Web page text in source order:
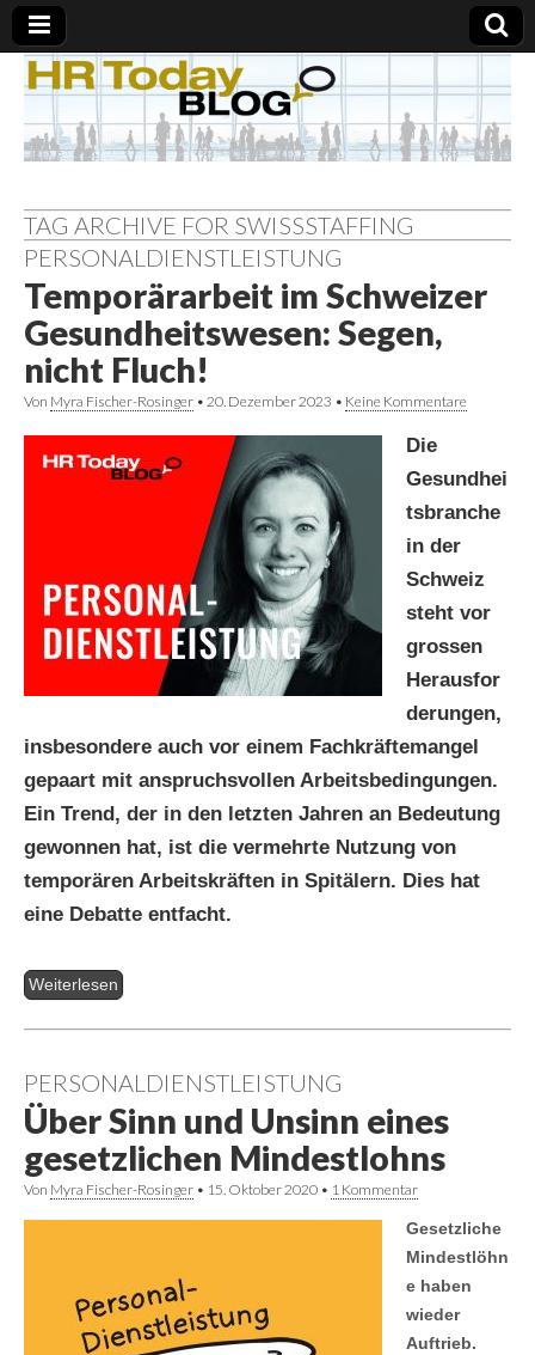
TAG ARCHIVE FOR SWISSSTAFFING
PERSONALDIENSTLEISTUNG
Temporärarbeit im Schweizer
Gesundheitswesen: Segen,
nicht Fluch!
Von Myra Fischer-Rosinger • 20. Dezember 2023 • Keine Kommentare
Die
Gesundhei
tsbranche
in der
Schweiz
steht vor
grossen
Herausfor
derungen,
insbesondere auch vor einem Fachkräftemangel
gepaart mit anspruchsvollen Arbeitsbedingungen.
Ein Trend, der in den letzten Jahren an Bedeutung
gewonnen hat, ist die vermehrte Nutzung von
temporären Arbeitskräften in Spitälern. Dies hat
eine Debatte entfacht.
Weiterlesen
PERSONALDIENSTLEISTUNG
Über Sinn und Unsinn eines
gesetzlichen Mindestlohns
Von Myra Fischer-Rosinger • 15. Oktober 2020 • 1 Kommentar
Gesetzliche
Mindestlöhn
e haben
wieder
Auftrieb.